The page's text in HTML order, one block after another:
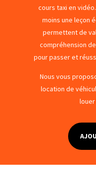
cours taxi en
moins une leçon
permettent de
compréhension
pour passer et
Nous vous
location de
louer